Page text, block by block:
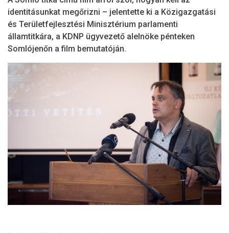
identitásunkat megőrizni – jelentette ki a Közigazgatási
és Területfejlesztési Minisztérium parlamenti
államtitkára, a KDNP ügyvezető alelnöke pénteken
Somlójenőn a film bemutatóján.